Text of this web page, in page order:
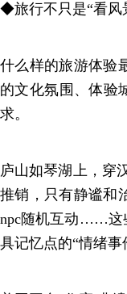
◆旅行不只是“看风
什么样的旅游体验
的文化氛围、体验
求。
庐山如琴湖上，穿
推销，只有静谧和
npc随机互动……这
具记忆点的“情绪事